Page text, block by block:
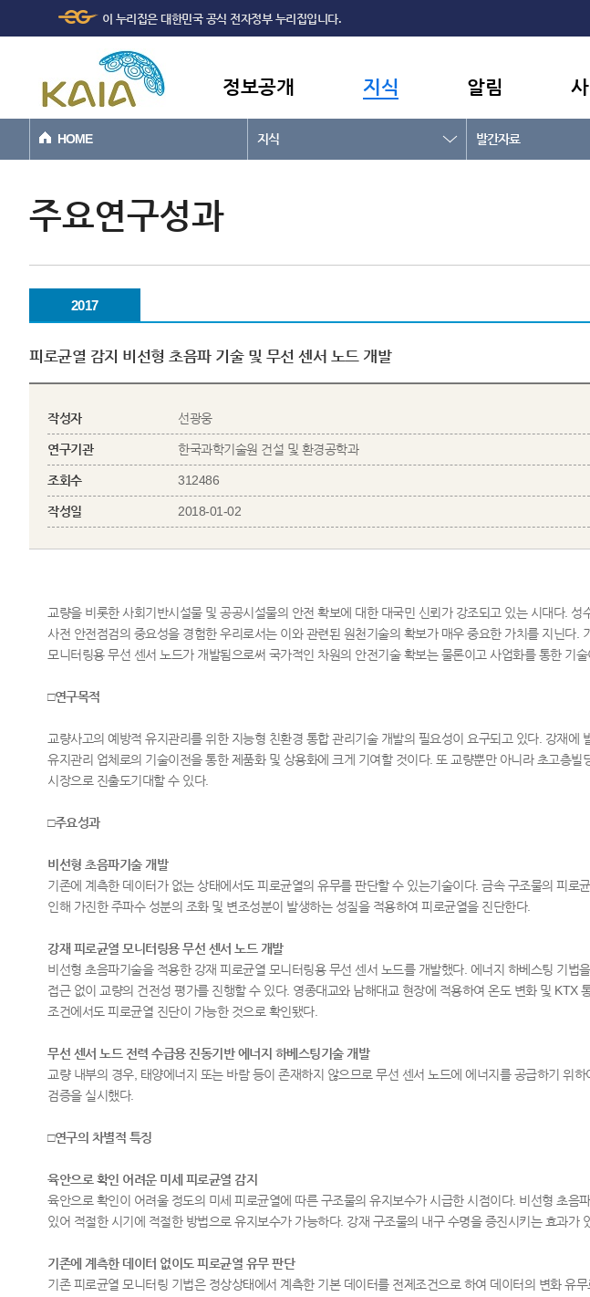
본문바로가기
이 누리집은 대한민국 공식 전자정부 누리집입니다.
정보공개 지식 알림
HOME 지식 발간자료
주요연구성과
2017
피로균열 감지 비선형 초음파 기술 및 무선 센서 노드 개발
작성자 선광웅
연구기관 한국과학기술원 건설 및 환경공학과
조회수 312486
작성일 2018-01-02
교량을 비롯한 사회기반시설물 및 공공시설물의 안전 확보에 대한 대국민 신뢰가 강조되고 있는 시대다. 성
사전 안전점검의 중요성을 경험한 우리로서는 이와 관련된 원천기술의 확보가 매우 중요한 가치를 지닌
모니터링용 무선 센서 노드가 개발됨으로써 국가적인 차원의 안전기술 확보는 물론이고 사업화를 통한 기
□연구목적
교량사고의 예방적 유지관리를 위한 지능형 친환경 통합 관리기술 개발의 필요성이 요구되고 있다. 강재
유지관리 업체로의 기술이전을 통한 제품화 및 상용화에 크게 기여할 것이다. 또 교량뿐만 아니라 초고층
시장으로 진출도기대할 수 있다.
□주요성과
비선형 초음파기술 개발
기존에 계측한 데이터가 없는 상태에서도 피로균열의 유무를 판단할 수 있는기술이다. 금속 구조물의 피
인해 가진한 주파수 성분의 조화 및 변조성분이 발생하는 성질을 적용하여 피로균열을 진단한다.
강재 피로균열 모니터링용 무선 센서 노드 개발
비선형 초음파기술을 적용한 강재 피로균열 모니터링용 무선 센서 노드를 개발했다. 에너지 하베스팅 기
접근 없이 교량의 건전성 평가를 진행할 수 있다. 영종대교와 남해대교 현장에 적용하여 온도 변화 및
조건에서도 피로균열 진단이 가능한 것으로 확인됐다.
무선 센서 노드 전력 수급용 진동기반 에너지 하베스팅기술 개발
교량 내부의 경우, 태양에너지 또는 바람 등이 존재하지 않으므로 무선 센서 노드에 에너지를 공급하기
검증을 실시했다.
□연구의 차별적 특징
육안으로 확인 어려운 미세 피로균열 감지
육안으로 확인이 어려울 정도의 미세 피로균열에 따른 구조물의 유지보수가 시급한 시점이다. 비선형 초
있어 적절한 시기에 적절한 방법으로 유지보수가 가능하다. 강재 구조물의 내구 수명을 증진시키는 효과가
기존에 계측한 데이터 없이도 피로균열 유무 판단
기존 피로균열 모니터링 기법은 정상상태에서 계측한 기본 데이터를 전제조건으로 하여 데이터의 변화 유